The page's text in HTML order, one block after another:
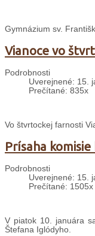
Gymnázium sv.
Vianoce vo
Podrobnosti
Uverejnené: 15.
Prečítané: 835x
Vo štvrtockej farnosti
Prísaha
Podrobnosti
Uverejnené: 15.
Prečítané: 1505x
V piatok 10. januára
Štefana Iglódyho.